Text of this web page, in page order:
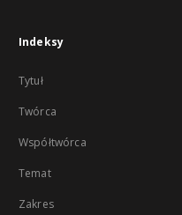
Indeksy
Tytuł
Twórca
Współtwórca
Temat
Zakres